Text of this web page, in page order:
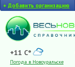
+ Добавить организацию
+11 C°
Погода в Новоуральске